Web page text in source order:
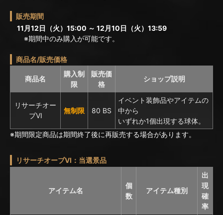
販売期間
11月12日（火）15:00 ～ 12月10日（火）13:59
※期間中のみ購入が可能です。
商品名/販売価格
商品名
購入制
限
販売価
格
ショップ説明
リサーチオー
ブVI
無制限 80 BS
イベント装飾品やアイテムの
中から
いずれか1個出現する球体。
※期間限定商品は期間終了後に再販売する場合があります。
リサーチオーブVI：当選景品
アイテム名
個
数
アイテム種別
出
現
確
率